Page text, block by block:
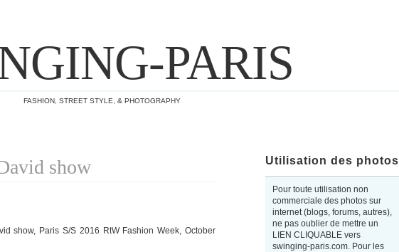
PARIS
FASHION, STREET STYLE, & PHOTOGRAPHY
Utilisation des photos
Pour toute utilisation non
commerciale des photos sur
internet (blogs, forums, autres),
ne pas oublier de mettre un
LIEN CLIQUABLE vers
swinging-paris.com. Pour les
show
show, Paris S/S 2016 RtW Fashion Week, October